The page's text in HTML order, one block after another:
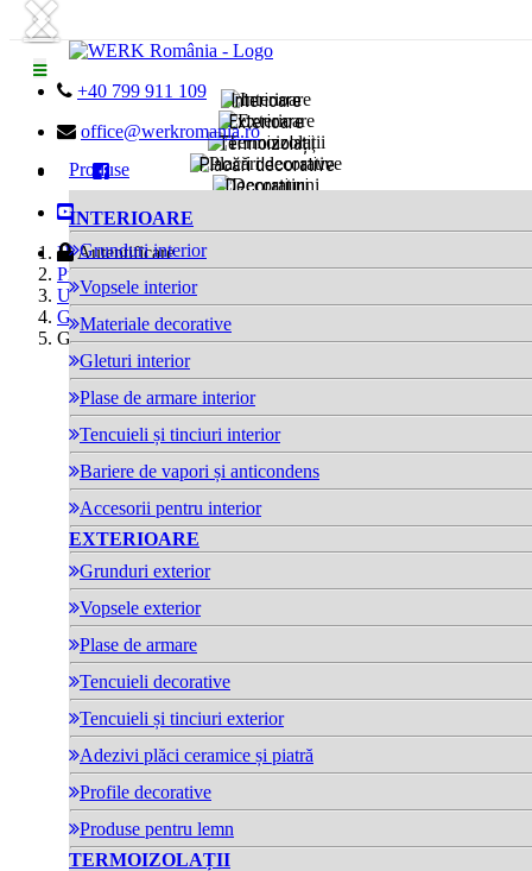
 +40 799 911 109
 office@werkromania.ro


Autentificare
Produse
INTERIOARE
Grunduri interior
Vopsele interior
Materiale decorative
Gleturi interior
Plase de armare interior
Tencuieli și tinciuri interior
Bariere de vapori și anticondens
Accesorii pentru interior
EXTERIOARE
Grunduri exterior
Vopsele exterior
Plase de armare
Tencuieli decorative
Tencuieli și tinciuri exterior
Adezivi plăci ceramice și piatră
Profile decorative
Produse pentru lemn
TERMOIZOLAȚII
Interioare
Exterioare
Termoizolații
Placări decorative
Decorațiuni
Hidroizolații
Home
Produse
Unelte
Gletiere
Gletieră metalică Profesională
Previous
Next